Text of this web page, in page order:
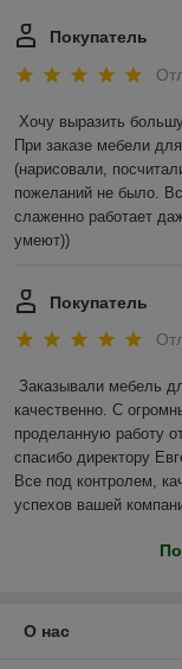
Покупатель
Хочу выразить
При заказе мебели
(нарисовали,
пожеланий не было.
слаженно работает
умеют))
Покупатель
Заказывали мебель
качественно. С
проделанную работу
спасибо директору
Все под контролем,
успехов вашей
О нас